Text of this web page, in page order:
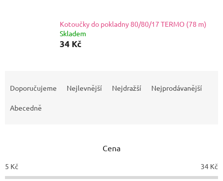
Kotoučky do pokladny 80/80/17 TERMO (78 m)
Skladem
34 Kč
o
d
Doporučujeme Nejlevnější Nejdražší Nejprodávanější
Abecedně
Cena
5 Kč 34 Kč